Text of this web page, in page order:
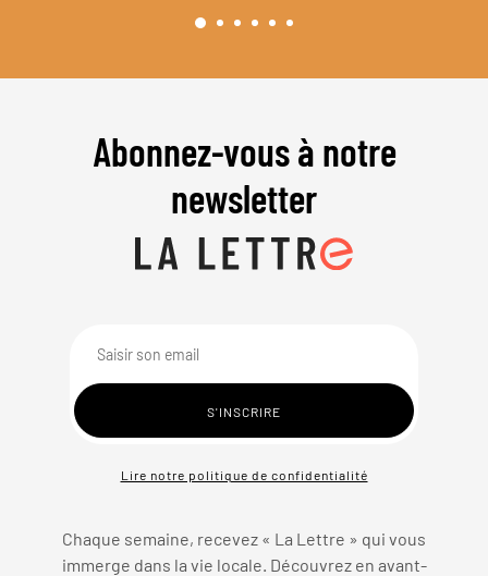
Abonnez-vous à notre
newsletter
Lire notre politique de confidentialité
Chaque semaine, recevez « La Lettre » qui vous
immerge dans la vie locale. Découvrez en avant-